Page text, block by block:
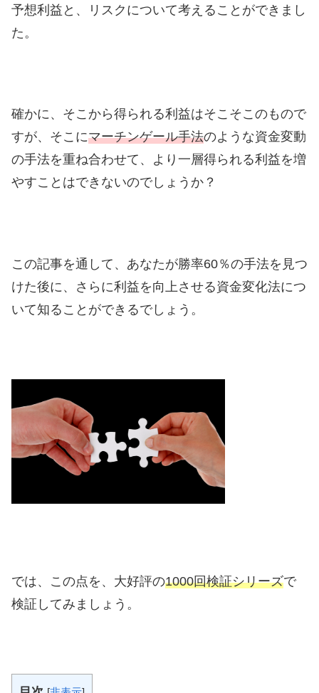
予想利益と、リスクについて考えることができまし
た。
確かに、そこから得られる利益はそこそこのもので
すが、そこにマーチンゲール手法のような資金変動
の手法を重ね合わせて、より一層得られる利益を増
やすことはできないのでしょうか？
この記事を通して、あなたが勝率60％の手法を見つ
けた後に、さらに利益を向上させる資金変化法につ
いて知ることができるでしょう。
では、この点を、大好評の1000回検証シリーズで
検証してみましょう。